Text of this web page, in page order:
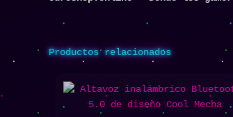
Productos relacionados